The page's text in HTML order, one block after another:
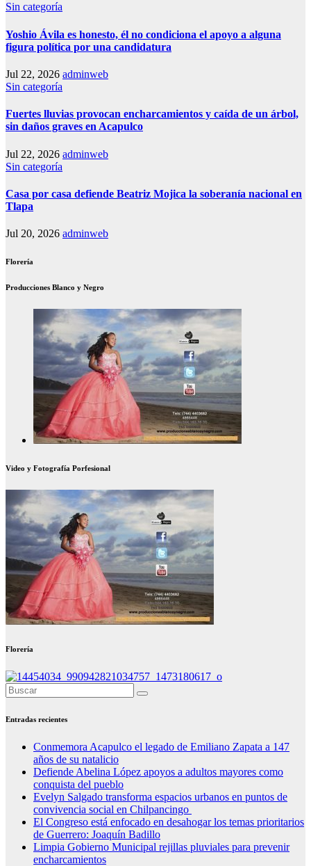
Sin categoría
Yoshio Ávila es honesto, él no condiciona el apoyo a alguna
figura política por una candidatura
Jul 22, 2026 adminweb
Sin categoría
Fuertes lluvias provocan encharcamientos y caída de un árbol,
sin daños graves en Acapulco
Jul 22, 2026 adminweb
Sin categoría
Casa por casa defiende Beatriz Mojica la soberanía nacional en
Tlapa
Jul 20, 2026 adminweb
Florería
Producciones Blanco y Negro
Video y Fotografía Porfesional
Florería
Entradas recientes
Conmemora Acapulco el legado de Emiliano Zapata a 147
años de su natalicio
Defiende Abelina López apoyos a adultos mayores como
conquista del pueblo
Evelyn Salgado transforma espacios urbanos en puntos de
convivencia social en Chilpancingo
El Congreso está enfocado en desahogar los temas prioritarios
de Guerrero: Joaquín Badillo
Limpia Gobierno Municipal rejillas pluviales para prevenir
encharcamientos